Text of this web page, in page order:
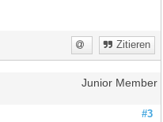
Zitieren
Junior Member
#3